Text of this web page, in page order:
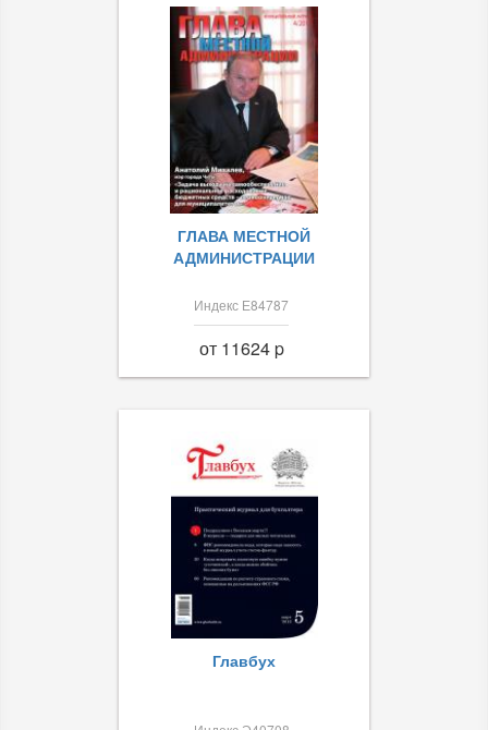
ГЛАВА МЕСТНОЙ
АДМИНИСТРАЦИИ
Индекс Е84787
от 11624 p
Главбух